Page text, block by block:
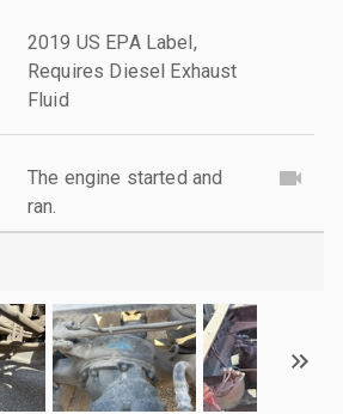
2019 US EPA Label,
Requires Diesel Exhaust
Fluid
The engine started and
ran.